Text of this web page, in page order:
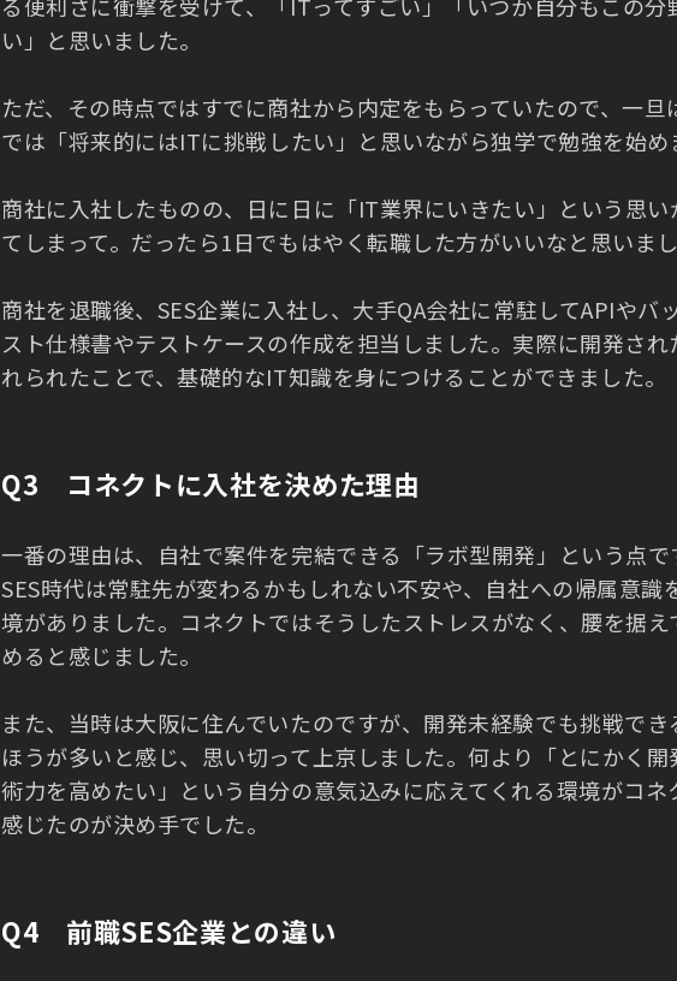
い」と思いました。
ただ、その時点ではすでに商社から内定をもらっていたので、一旦
では「将来的にはITに挑戦したい」と思いながら独学で勉強を始め
商社に入社したものの、日に日に「IT業界にいきたい」という思い
てしまって。だったら1日でもはやく転職した方がいいなと思いまし
商社を退職後、SES企業に入社し、大手QA会社に常駐してAPIやバ
スト仕様書やテストケースの作成を担当しました。実際に開発され
れられたことで、基礎的なIT知識を身につけることができました。
Q3 コネクトに入社を決めた理由
一番の理由は、自社で案件を完結できる「ラボ型開発」という点で
SES時代は常駐先が変わるかもしれない不安や、自社への帰属意識
境がありました。コネクトではそうしたストレスがなく、腰を据え
めると感じました。
また、当時は大阪に住んでいたのですが、開発未経験でも挑戦でき
ほうが多いと感じ、思い切って上京しました。何より「とにかく開
術力を高めたい」という自分の意気込みに応えてくれる環境がコネ
感じたのが決め手でした。
Q4 前職SES企業との違い